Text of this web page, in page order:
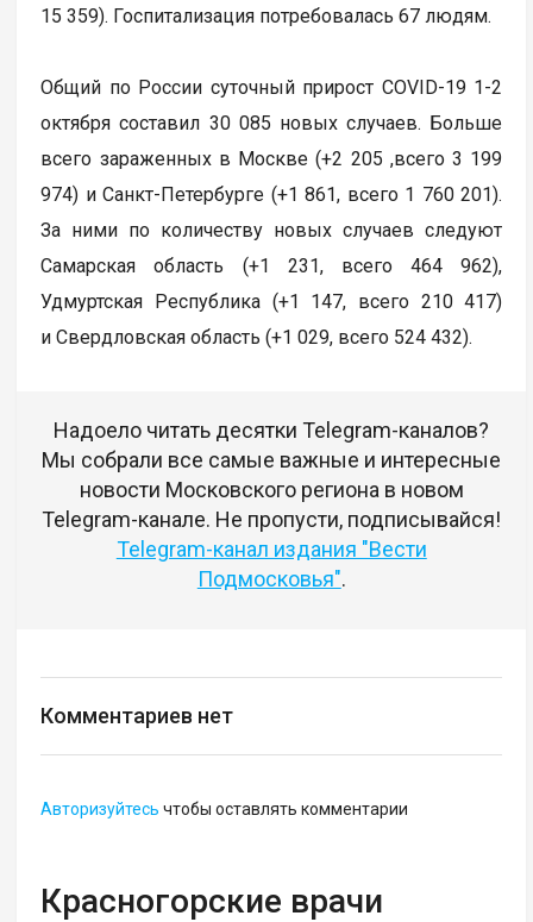
15 359). Госпитализация потребовалась 67 людям.
Общий по России суточный прирост COVID-19 1-2
октября составил 30 085 новых случаев. Больше
всего зараженных в Москве (+2 205 ,всего 3 199
974) и Санкт-Петербурге (+1 861, всего 1 760 201).
За ними по количеству новых случаев следуют
Самарская область (+1 231, всего 464 962),
Удмуртская Республика (+1 147, всего 210 417)
и Свердловская область (+1 029, всего 524 432).
Надоело читать десятки Telegram-каналов?
Мы собрали все самые важные и интересные
новости Московского региона в новом
Telegram-канале. Не пропусти, подписывайся!
Telegram-канал издания "Вести
Подмосковья".
Комментариев нет
Авторизуйтесь чтобы оставлять комментарии
Красногорские врачи